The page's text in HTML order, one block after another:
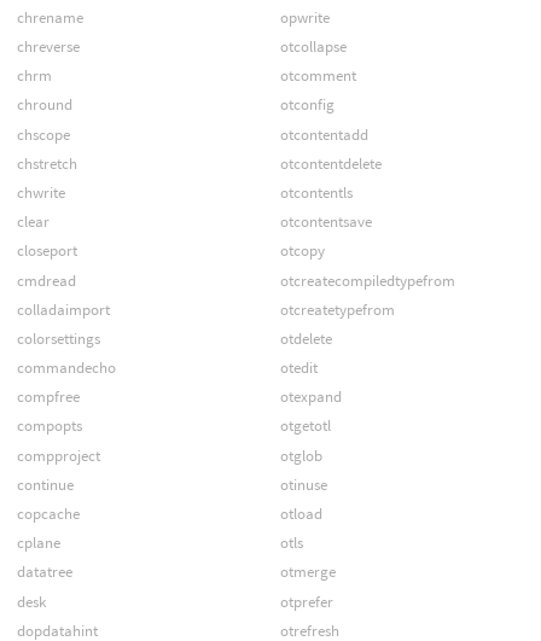
chrename
chreverse
chrm
chround
chscope
chstretch
chwrite
clear
closeport
cmdread
colladaimport
colorsettings
commandecho
compfree
compopts
compproject
continue
copcache
cplane
datatree
desk
dopdatahint
opwrite
otcollapse
otcomment
otconfig
otcontentadd
otcontentdelete
otcontentls
otcontentsave
otcopy
otcreatecompiledtypefrom
otcreatetypefrom
otdelete
otedit
otexpand
otgetotl
otglob
otinuse
otload
otls
otmerge
otprefer
otrefresh